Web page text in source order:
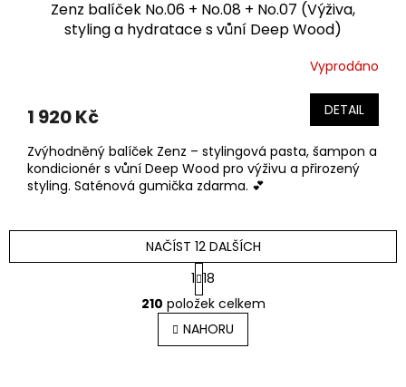
Zenz balíček No.06 + No.08 + No.07 (Výživa,
styling a hydratace s vůní Deep Wood)
Vyprodáno
1 920 Kč DETAIL
Zvýhodněný balíček Zenz – stylingová pasta, šampon a
kondicionér s vůní Deep Wood pro výživu a přirozený
styling. Saténová gumička zdarma. 💕
O
v
l
á
NAČÍST 12 DALŠÍCH
S
t
r
á
n
k
1 18
210 položek celkem
NAHORU